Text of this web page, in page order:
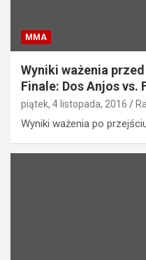
MMA
Wyniki ważenia
Finale: Dos Anjos vs.
piątek, 4 listopada, 2016
Wyniki ważenia po